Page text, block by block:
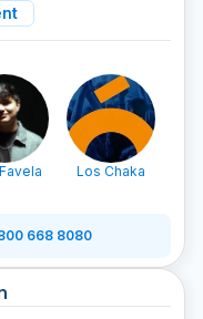
Los Chaka
668 8080